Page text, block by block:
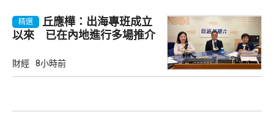
精選
丘應樺：出海專班成立
以來 已在內地進行多場推介
財經 8小時前